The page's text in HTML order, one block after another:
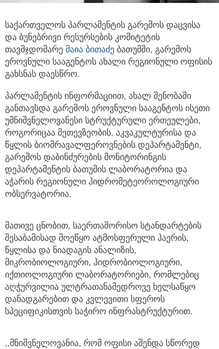
საქართველოს პარლამენტის გარემოს დაცვისა
და ბუნებრივი რესურსების კომიტეტის
თავმჯდომარე მაია ბითაძე ბათუმში, გარემოს
ეროვნული სააგენტოს ახალი რეგიონული ოფისის
გახსნას დაესწრო.
პარლამენტის ინფორმაციით, ახალ შენობაში
განთავსდა გარემოს ეროვნული სააგენტოს ისეთი
უმნიშვნელოვანესი სტრუქტურული ერთეულები,
როგორიცაა მეთევზეობის, აკვაკულტურისა და
წყლის ბიომრავალფეროვნების დეპარტამენტი,
გარემოს დაბინძურების მონიტორინგის
დეპარტამენტის ბათუმის ლაბორატორია და
აჭარის რეგიონული ჰიდრომეტეოროლოგიური
ობსერვატორია.
მათივე ცნობით, საერთაშორისო სტანდარტების
შესაბამისად მოეწყო ატმოსფერული ჰაერის,
წყლისა და ნიადაგის ანალიზის,
მიკრობიოლოგიური, ჰიდრობიოლოგიური,
იქთიოლოგიური ლაბორატორიები, რომლებიც
აღჭურვილია ულტრათანამედროვე ხელსაწყო
დანადგარებით და კვლევითი სფეროს
სპეციფიკისთვის საჭირო ინფრასტრუქტურით.
,,მნიშვნელოვანია, რომ ოფისი აშენდა სწორედ